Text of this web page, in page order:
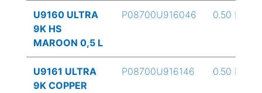
U9160 ULTRA
9K HS
MAROON 0,5 L
P08700U916046 0.50 L
U9161 ULTRA
9K COPPER
P08700U916146 0.50 L